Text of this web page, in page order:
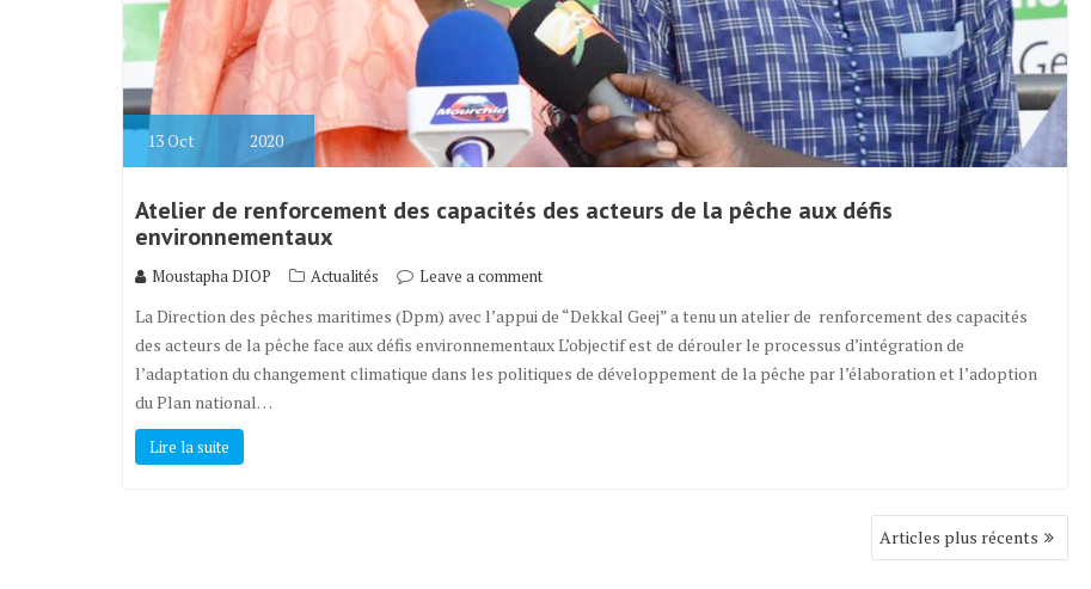
13Oct 2020
Atelier de renforcement des capacités des acteurs de la pêche aux défis
environnementaux
Moustapha DIOP Actualités Leave a comment
La Direction des pêches maritimes (Dpm) avec l’appui de “Dekkal Geej” a tenu un atelier de renforcement des capacités
des acteurs de la pêche face aux défis environnementaux L’objectif est de dérouler le processus d’intégration de
l’adaptation du changement climatique dans les politiques de développement de la pêche par l’élaboration et l’adoption
du Plan national…
Lire la suite
Articles plus récents